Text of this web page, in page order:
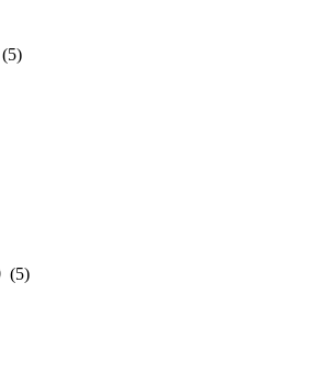
(5)
(5)